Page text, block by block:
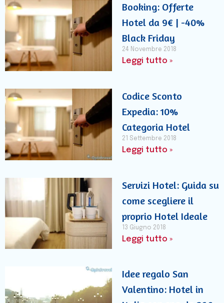
Booking: Offerte
Hotel da 9€ | -40%
Black Friday
24 Novembre 2018
Leggi tutto »
Codice Sconto
Expedia: 10%
Categoria Hotel
21 Settembre 2018
Leggi tutto »
Servizi Hotel: Guida su
come scegliere il
proprio Hotel Ideale
13 Giugno 2018
Leggi tutto »
Idee regalo San
Valentino: Hotel in